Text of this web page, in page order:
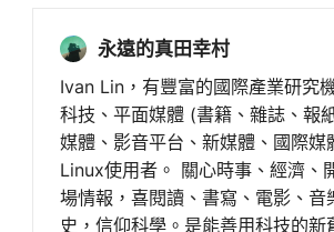
永遠的真田幸村
Ivan Lin，有豐富的國際產業研究
科技、平面媒體 (書籍、雜誌、報
媒體、影音平台、新媒體、國際媒
Linux使用者。 關心時事、經濟、
場情報，喜閱讀、書寫、電影、音
史，信仰科學。是能善用科技的新